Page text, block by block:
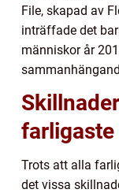
File, skapad av
inträffade det
människor år
farligaste
Trots att alla
det vissa